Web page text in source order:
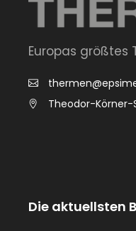
Europas größtes
Theodor-Körner-
Die aktuellsten